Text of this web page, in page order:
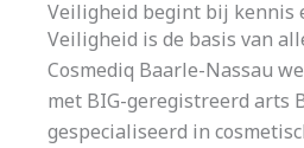
Veiligheid begint bij kennis
Veiligheid is de basis van
Cosmediq Baarle-Nassau
met BIG-geregistreerd arts
gespecialiseerd in